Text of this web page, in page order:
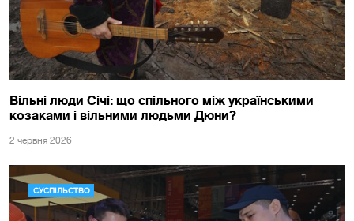
Вільні люди Січі: що спільного між українськими
козаками і вільними людьми Дюни?
2 червня 2026
СУСПІЛЬСТВО